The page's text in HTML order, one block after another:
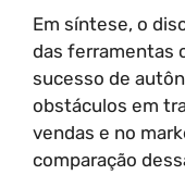
Em síntese, o
das ferramentas
sucesso de
obstáculos em
vendas e no
comparação